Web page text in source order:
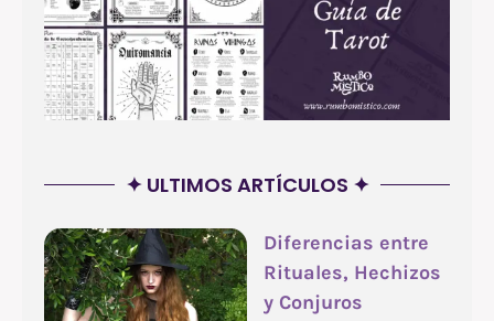
✦ ULTIMOS ARTÍCULOS ✦
Diferencias entre
Rituales, Hechizos
y Conjuros